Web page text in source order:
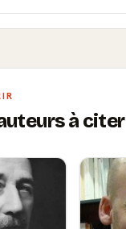
à citer